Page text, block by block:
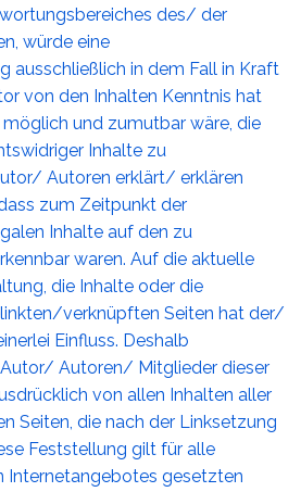
des/ der
würde eine
ausschließlich in dem Fall in Kraft
von den Inhalten Kenntnis hat
und zumutbar wäre, die
Inhalte zu
Autoren erklärt/ erklären
zum Zeitpunkt der
Inhalte auf den zu
waren. Auf die aktuelle
die Inhalte oder die
verknüpften Seiten hat der/
Einfluss. Deshalb
Autoren/ Mitglieder dieser
von allen Inhalten aller
Seiten, die nach der Linksetzung
Feststellung gilt für alle
Internetangebotes gesetzten